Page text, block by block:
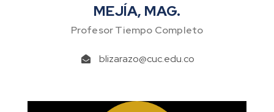
MEJÍA, MAG.
Profesor Tiempo Completo
blizarazo@cuc.edu.co